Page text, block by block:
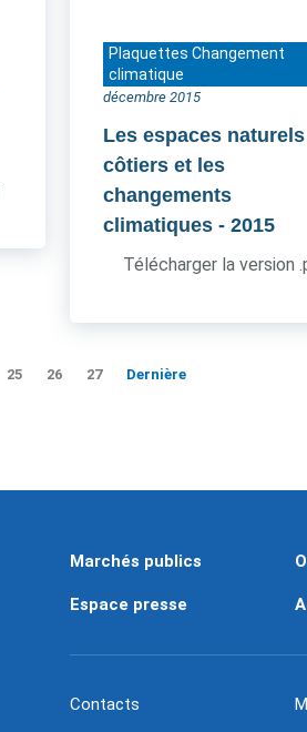
Plaquettes Changement
climatique
décembre 2015
Les espaces naturels
côtiers et les
changements
climatiques - 2015
Télécharger la version
25 26 27 Dernière
Marchés publics
Espace presse
Contacts